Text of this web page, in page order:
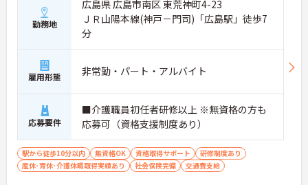
勤務地
広島県 広島市南区 東荒神町4-23
ＪＲ山陽本線(神戸－門司)「広島駅」徒歩7
分
雇用形態 非常勤・パート・アルバイト
応募要件
■介護職員初任者研修以上 ※無資格の方も
応募可（資格支援制度あり）
駅から徒歩10分以内 無資格OK 資格取得サポート
研修制度あり
産休･育休･介護休暇取得実績あり
社会保険完備 交通費支給